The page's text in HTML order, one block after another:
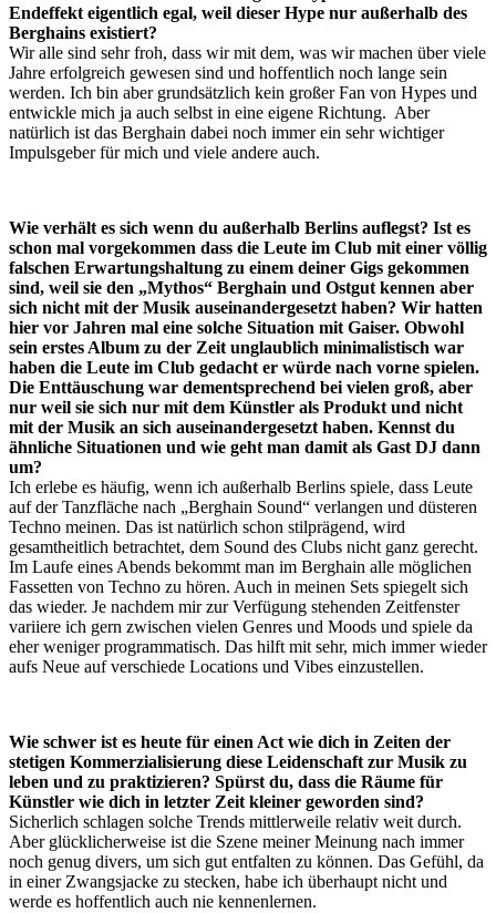
Endeffekt eigentlich egal, weil dieser Hype nur außerhalb des
Berghains existiert?
Wir alle sind sehr froh, dass wir mit dem, was wir machen über viele
Jahre erfolgreich gewesen sind und hoffentlich noch lange sein
werden. Ich bin aber grundsätzlich kein großer Fan von Hypes und
entwickle mich ja auch selbst in eine eigene Richtung. Aber
natürlich ist das Berghain dabei noch immer ein sehr wichtiger
Impulsgeber für mich und viele andere auch.
Wie verhält es sich wenn du außerhalb Berlins auflegst? Ist es
schon mal vorgekommen dass die Leute im Club mit einer völlig
falschen Erwartungshaltung zu einem deiner Gigs gekommen
sind, weil sie den „Mythos“ Berghain und Ostgut kennen aber
sich nicht mit der Musik auseinandergesetzt haben? Wir hatten
hier vor Jahren mal eine solche Situation mit Gaiser. Obwohl
sein erstes Album zu der Zeit unglaublich minimalistisch war
haben die Leute im Club gedacht er würde nach vorne spielen.
Die Enttäuschung war dementsprechend bei vielen groß, aber
nur weil sie sich nur mit dem Künstler als Produkt und nicht
mit der Musik an sich auseinandergesetzt haben. Kennst du
ähnliche Situationen und wie geht man damit als Gast DJ dann
um?
Ich erlebe es häufig, wenn ich außerhalb Berlins spiele, dass Leute
auf der Tanzfläche nach „Berghain Sound“ verlangen und düsteren
Techno meinen. Das ist natürlich schon stilprägend, wird
gesamtheitlich betrachtet, dem Sound des Clubs nicht ganz gerecht.
Im Laufe eines Abends bekommt man im Berghain alle möglichen
Fassetten von Techno zu hören. Auch in meinen Sets spiegelt sich
das wieder. Je nachdem mir zur Verfügung stehenden Zeitfenster
variiere ich gern zwischen vielen Genres und Moods und spiele da
eher weniger programmatisch. Das hilft mit sehr, mich immer wieder
aufs Neue auf verschiede Locations und Vibes einzustellen.
Wie schwer ist es heute für einen Act wie dich in Zeiten der
stetigen Kommerzialisierung diese Leidenschaft zur Musik zu
leben und zu praktizieren? Spürst du, dass die Räume für
Künstler wie dich in letzter Zeit kleiner geworden sind?
Sicherlich schlagen solche Trends mittlerweile relativ weit durch.
Aber glücklicherweise ist die Szene meiner Meinung nach immer
noch genug divers, um sich gut entfalten zu können. Das Gefühl, da
in einer Zwangsjacke zu stecken, habe ich überhaupt nicht und
werde es hoffentlich auch nie kennenlernen.